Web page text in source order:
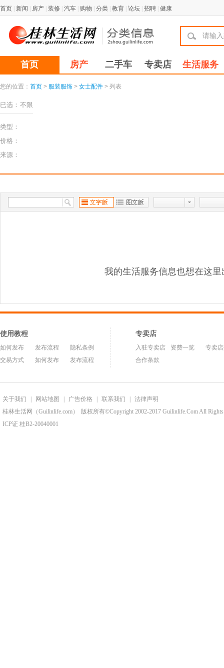
首页 新闻 房产 装修 汽车 购物 分类 教育 论坛 招聘 健康
首页 房产 二手车 专卖店 生活服务
您的位置： 首页 > 服装服饰 > 女士配件 > 列表
已选： 不限
类型：
价格：
来源：
我的生活服务信息也想在这里
使用教程
如何发布 发布流程
隐私条例
交易方式
如何发布 发布流程
专卖店
入驻专卖店 资费一览
专卖
合作条款
关于我们 网站地图 广告价格 联系我们
法律声明
桂林生活网（Guilinlife.com）
版权所有©Copyright 2002-2017 Guilinlife.Com All Rights
ICP证 桂B2-20040001